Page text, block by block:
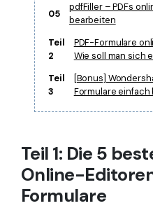
05
pdfFiller – PDFs
bearbeiten
Teil
2
PDF-Formulare
Wie soll man sich
Teil
3
[Bonus]
Formulare
Teil 1: Die 5
Online-
Formulare